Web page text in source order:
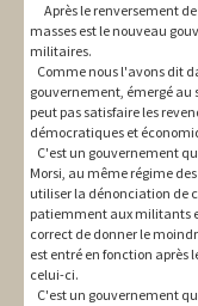
Après le renversement
masses est le nouveau
militaires.
Comme nous l'avons dit
gouvernement, émergé au
peut pas satisfaire les
démocratiques et
C'est un gouvernement
Morsi, au même régime
utiliser la dénonciation de
patiemment aux militants
correct de donner le
est entré en fonction après
celui-ci.
C'est un gouvernement